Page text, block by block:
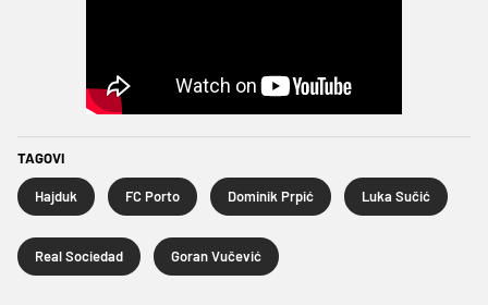
TAGOVI
Hajduk FC Porto Dominik Prpić Luka Sučić
Real Sociedad Goran Vučević